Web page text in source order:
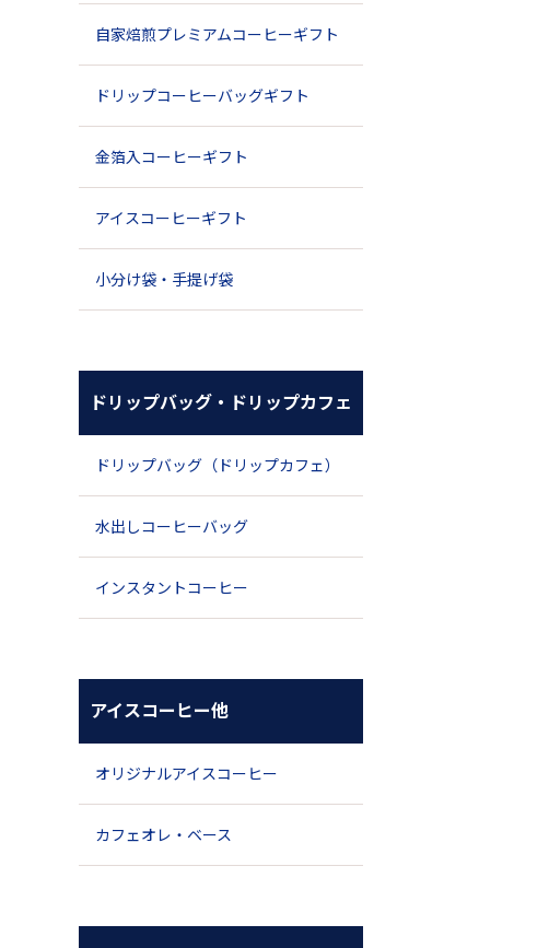
自家焙煎プレミアムコーヒーギフト
ドリップコーヒーバッグギフト
金箔入コーヒーギフト
アイスコーヒーギフト
小分け袋・手提げ袋
ドリップバッグ・ドリップカフェ
ドリップバッグ（ドリップカフェ）
水出しコーヒーバッグ
インスタントコーヒー
アイスコーヒー他
オリジナルアイスコーヒー
カフェオレ・ベース